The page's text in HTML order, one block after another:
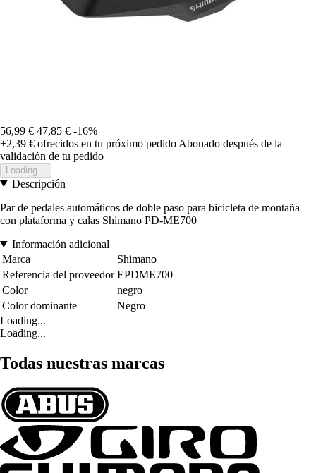
56,99 € 47,85 € -16%
+2,39 € ofrecidos en tu próximo pedido Abonado después de la
validación de tu pedido
Loading...
Descripción
Par de pedales automáticos de doble paso para bicicleta de montaña
con plataforma y calas Shimano PD-ME700
Información adicional
Marca
Shimano
Referencia del proveedor EPDME700
Color
negro
Color dominante
Negro
Loading...
Loading...
Todas nuestras marcas